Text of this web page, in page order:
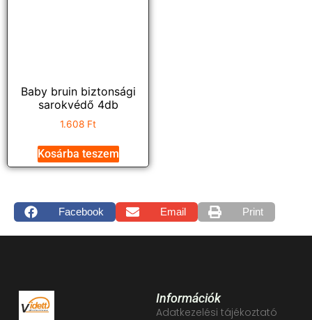
Baby bruin biztonsági
sarokvédő 4db
1.608 Ft
Kosárba teszem
Facebook Email Print
Információk
Adatkezelési tájékoztató